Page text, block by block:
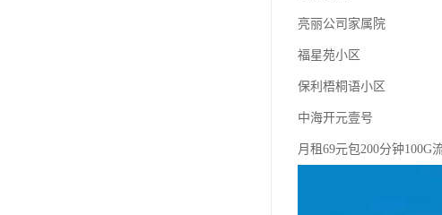
亮丽公司家属院
福星苑小区
保利梧桐语小区
中海开元壹号
月租69元包200分钟100G